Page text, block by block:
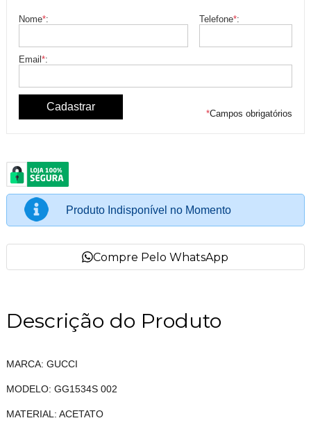
Nome*: Telefone*:
Email*:
*Campos obrigatórios
Produto Indisponível no Momento
Compre Pelo WhatsApp
Descrição do Produto
MARCA: GUCCI
MODELO: GG1534S 002
MATERIAL: ACETATO